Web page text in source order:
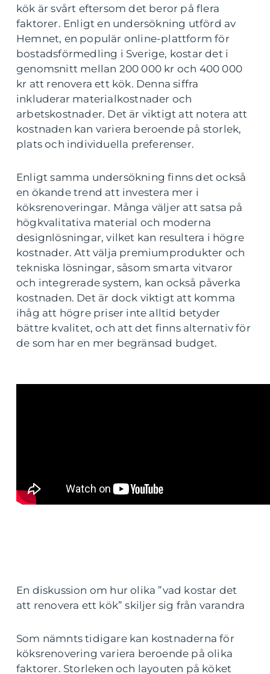
kök är svårt eftersom det beror på flera
faktorer. Enligt en undersökning utförd av
Hemnet, en populär online-plattform för
bostadsförmedling i Sverige, kostar det i
genomsnitt mellan 200 000 kr och 400 000
kr att renovera ett kök. Denna siffra
inkluderar materialkostnader och
arbetskostnader. Det är viktigt att notera att
kostnaden kan variera beroende på storlek,
plats och individuella preferenser.
Enligt samma undersökning finns det också
en ökande trend att investera mer i
köksrenoveringar. Många väljer att satsa på
högkvalitativa material och moderna
designlösningar, vilket kan resultera i högre
kostnader. Att välja premiumprodukter och
tekniska lösningar, såsom smarta vitvaror
och integrerade system, kan också påverka
kostnaden. Det är dock viktigt att komma
ihåg att högre priser inte alltid betyder
bättre kvalitet, och att det finns alternativ för
de som har en mer begränsad budget.
En diskussion om hur olika ”vad kostar det
att renovera ett kök” skiljer sig från varandra
Som nämnts tidigare kan kostnaderna för
köksrenovering variera beroende på olika
faktorer. Storleken och layouten på köket